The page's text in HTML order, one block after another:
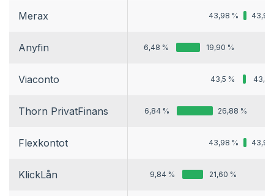
Merax 43,98 % 43,98
Anyfin 6,48 % 19,90 %
Viaconto 43,5 % 43,5
Thorn PrivatFinans 6,84 % 26,88 %
Flexkontot 43,98 % 43,98
KlickLån 9,84 % 21,60 %